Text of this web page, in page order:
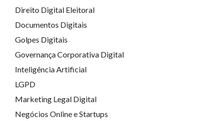
Direito Digital Eleitoral
Documentos Digitais
Golpes Digitais
Governança Corporativa Digital
Inteligência Artificial
LGPD
Marketing Legal Digital
Negócios Online e Startups